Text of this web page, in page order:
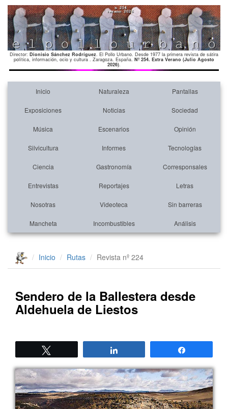
Director: Dionisio Sánchez Rodríguez. El Pollo Urbano. Desde 1977 la primera revista de sátira
política, información, ocio y cultura . Zaragoza. España. Nº 254. Extra Verano (Julio Agosto
2026).
Inicio Naturaleza Pantallas
Exposiciones Noticias Sociedad
Música Escenarios Opinión
Silvicultura Informes Tecnologías
Ciencia Gastronomía Corresponsales
Entrevistas Reportajes Letras
Nosotras Videoteca Sin barreras
Mancheta Incombustibles Análisis
Inicio Rutas Revista nº 224
Sendero de la Ballestera desde
Aldehuela de Liestos